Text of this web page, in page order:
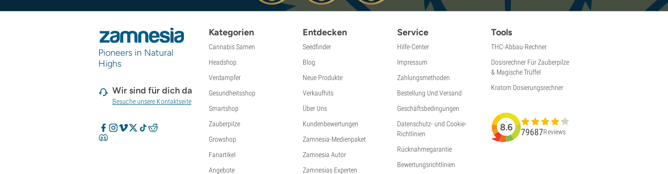
Pioneers in Natural
Highs
Wir sind für dich da
Besuche unsere Kontaktseite
Kategorien
Cannabis Samen
Headshop
Verdampfer
Gesundheitsshop
Smartshop
Zauberpilze
Growshop
Fanartikel
Angebote
Entdecken
Seedfinder
Blog
Neue Produkte
Verkaufhits
Über Uns
Kundenbewertungen
Zamnesia-Medienpaket
Zamnesia Autor
Zamnesias Experten
Service
Hilfe-Center
Impressum
Zahlungsmethoden
Bestellung Und Versand
Geschäftsbedingungen
Datenschutz- und Cookie-
Richtlinien
Rücknahmegarantie
Bewertungsrichtlinien
Tools
THC-Abbau-Rechner
Dosisrechner Für Zauberpilze
& Magische Trüffel
Kratom Dosierungsrechner
8.6 79687Reviews